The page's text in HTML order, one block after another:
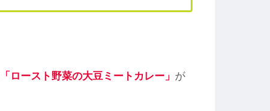
「ロースト野菜の大豆ミートカレー」 が